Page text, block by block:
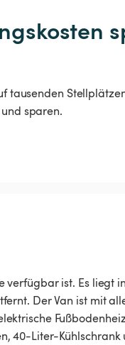
tausenden
sparen.
ist. Es liegt
Der Van ist mit
40-Liter-